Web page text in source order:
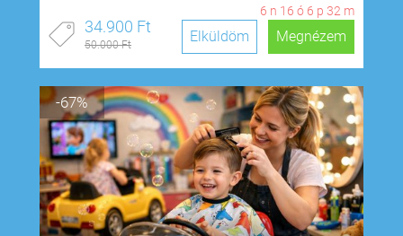
6 n 16 ó 6 p 31 m
34.900 Ft
50.000 Ft Megnézem
Elküldöm
-67%